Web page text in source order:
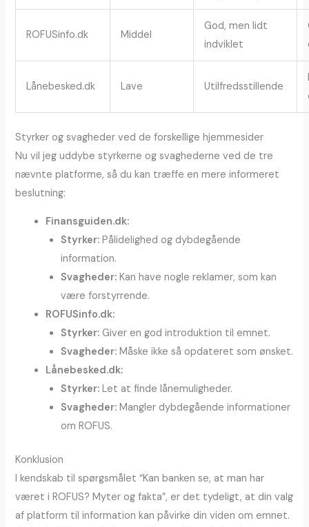
ROFUSinfo.dk Middel
God, men lidt
indviklet
Lånebesked.dk Lave Utilfredsstillende
Styrker og svagheder ved de forskellige hjemmesider
Nu vil jeg uddybe styrkerne og svaghederne ved de tre
nævnte platforme, så du kan træffe en mere informeret
beslutning:
Finansguiden.dk:
Styrker: Pålidelighed og dybdegående
information.
Svagheder: Kan have nogle reklamer, som kan
være forstyrrende.
ROFUSinfo.dk:
Styrker: Giver en god introduktion til emnet.
Svagheder: Måske ikke så opdateret som ønsket.
Lånebesked.dk:
Styrker: Let at finde lånemuligheder.
Svagheder: Mangler dybdegående informationer
om ROFUS.
Konklusion
I kendskab til spørgsmålet “Kan banken se, at man har
været i ROFUS? Myter og fakta”, er det tydeligt, at din valg
af platform til information kan påvirke din viden om emnet.